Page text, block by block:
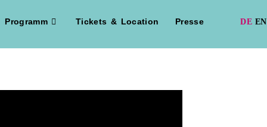
Programm Tickets & Location Presse